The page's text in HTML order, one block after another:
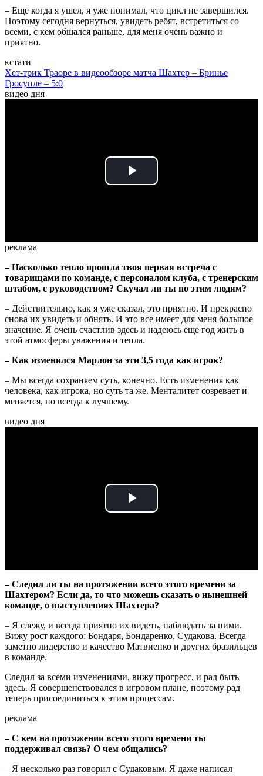
– Еще когда я ушел, я уже понимал, что цикл не завершился.
Поэтому сегодня вернуться, увидеть ребят, встретиться со
всеми, с кем общался раньше, для меня очень важно и
приятно.
кстати
Хет-трик Траоре в видеообзоре матча Шахтер – Бринье
Гросупле – 5:0
видео дня
Play
реклама
– Насколько тепло прошла твоя первая встреча с
товарищами по команде, с персоналом клуба, с тренерским
штабом, с руководством? Скучал ли ты по этим людям?
– Действительно, как я уже сказал, это приятно. И прекрасно
снова их увидеть и обнять. И это все имеет для меня большое
значение. Я очень счастлив здесь и надеюсь еще год жить в
этой атмосферы уважения и тепла.
– Как изменился Марлон за эти 3,5 года как игрок?
– Мы всегда сохраняем суть, конечно. Есть изменения как
человека, как игрока, но суть та же. Менталитет созревает и
меняется, но всегда к лучшему.
видео дня
Play
– Следил ли ты на протяжении всего этого времени за
Шахтером? Если да, то что можешь сказать о нынешней
команде, о выступлениях Шахтера?
– Я слежу, и всегда приятно их видеть, наблюдать за ними.
Вижу рост каждого: Бондаря, Бондаренко, Судакова. Всегда
заметно лидерство и качество Матвиенко и других бразильцев
в команде.
Следил за всеми изменениями, вижу прогресс, и рад быть
здесь. Я совершенствовался в игровом плане, поэтому рад
теперь присоединиться к этим процессам.
реклама
– С кем на протяжении всего этого времени ты
поддерживал связь? О чем общались?
– Я несколько раз говорил с Судаковым. Я даже написал